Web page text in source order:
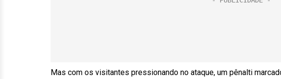
Mas com os visitantes pressionando no ataque, um pênalti